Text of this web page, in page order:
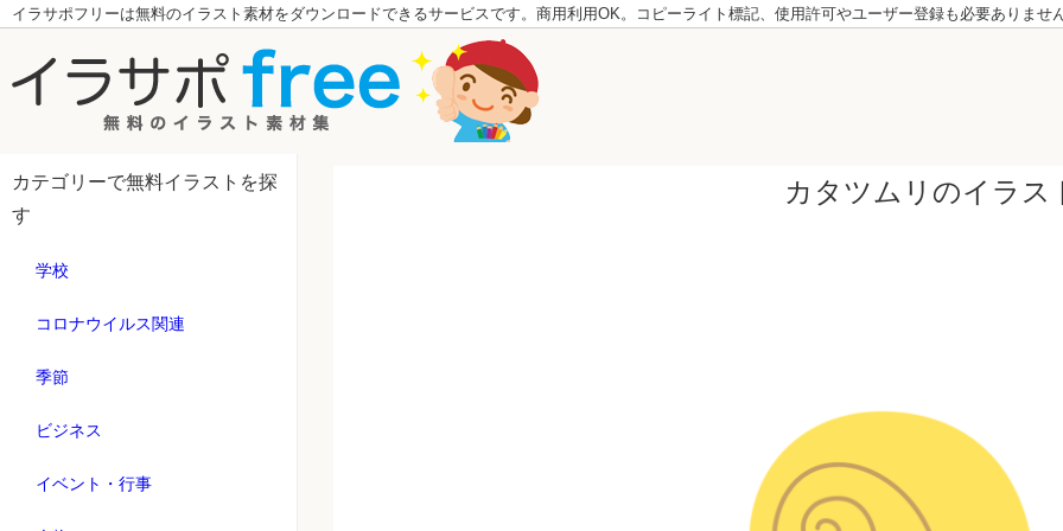
イラサポフリーは無料のイラスト素材をダウンロードできるサービスです。商用利用OK。コピーライト標記、使用許可やユーザー登録も必要ありませ
カテゴリーで無料イラストを探
す
学校
コロナウイルス関連
季節
ビジネス
イベント・行事
カタツムリのイラス